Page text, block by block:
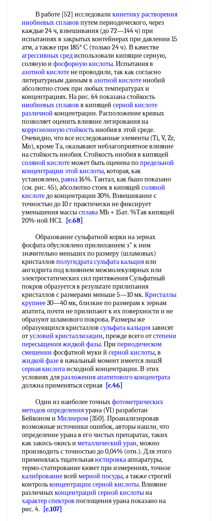
В работе [52] исследовали кинетику растворения
ниобиевых сплавов путем периодического, через
каждые 24 ч, взвешивания (до 72—144 ч) при
испытаниях в закрытых контейнерах при давлении 15
атм, а также при 185° С (только 24 ч). В качестве
агрессивных средиспользовали кипящие серную,
соляную и фосфорную кислоты. Испытания в
азотной кислотене проводили, так как согласно
литературным данным в азотной кислотениобий
абсолютно стоек при любых температурах и
концентрациях. На рис. 64 показана стойкость
ниобиевых сплавов в кипящей серной кислоте
различной концентрации. Расположение кривых
позволяет оценить влияние легирования на
коррозионную стойкостьниобия в этой среде.
Очевидно, что все исследованные элементы (Ti, V, Zr,
Mo), кроме Та, оказывают неблагоприятное влияние
на стойкость ниобия. Стойкость ниобия в кипящей
соляной кислотеможет быть оценена попредельной
концентрации этой кислоты, которая, как
установлено,равна16%. Тантал, как бьшо показано
(см. рис. 45), абсолютно стоек в кипящей соляной
кислотедо концентрации 30%. Взвешивание с
точностью до 10 г практически не фиксирует
уменьшения массысплаваМЬ + 15ат. %Тав кипящей
20%-ной НС1.
[c.68]
Образование сульфатной корки на зернах
фосфата обусловлено прилипанием э" к ним
значительно меньших по размеру (шламовых)
кристаллов полугидрата сульфата кальцияили
ангидрита под влиянием межмолекулярных или
электростатических сил притяжения Сульфатный
покров образуется в результате прилипания
кристаллов с размерами меньше 5—10 мк. Кристаллы
крупнее30—40 мк, близкие по размерам к зернам
апатита, почти не прилипают к их поверхности и не
образуют шламового покрова. Размеры же
образующихся кристаллов сульфата кальциязависят
отусловий кристаллизации, прежде всего отстепени
пересыщенияжидкой фазы. При периодическом
смешении фосфатной муки й серной кислоты, в
жидкой фазев начальный момент имеется лишЯ
серная кислотаисходной концентрации. В этих
условиях дляразложения апатитового концентрата
должна применяться серная [c.46]
Один из наиболее точныхфотометрических
методов определенияурана (VI) разработан
Бейконом и Милнером [350]. Проанализировав
возможные источники ошибок, авторы нашли, что
определение урана в его чистых препаратах, таких
как закись-окись и металлический уран, можно
производить с точностью до 0,04% (отн.). Для этого
применялась тщательнаяюстировкааппаратуры,
термо-статирование кювет при измерениях, точное
калиброваниевсей мерной посуды, а также строгий
контрольконцентрации серной кислоты. Влияние
различныхконцентраций серной кислотына
характер спектров поглощения урана показано на
рис. 4.
[c.107]